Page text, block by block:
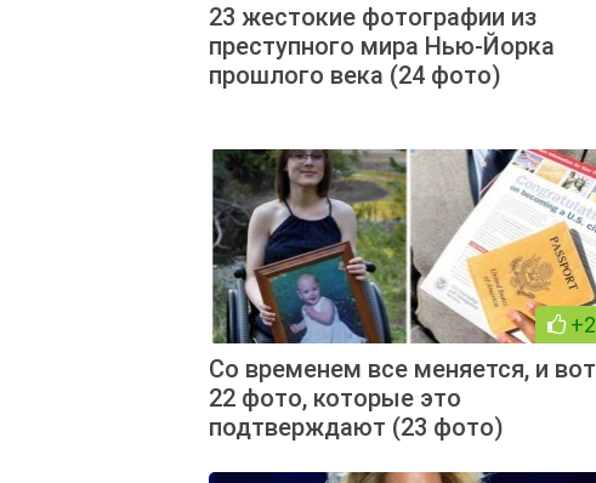
23 жестокие фотографии из
преступного мира Нью-Йорка
прошлого века (24 фото)
+2
Со временем все меняется, и вот
22 фото, которые это
подтверждают (23 фото)